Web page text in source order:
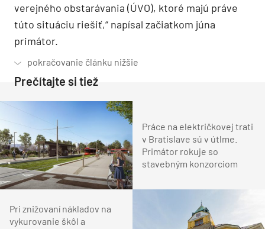
verejného obstarávania (ÚVO), ktoré majú práve
túto situáciu riešiť,“ napísal začiatkom júna
primátor.
Prečítajte si tiež
Práce na električkovej trati
v Bratislave sú v útlme.
Primátor rokuje so
stavebným konzorciom
Pri znižovaní nákladov na
vykurovanie škôl a